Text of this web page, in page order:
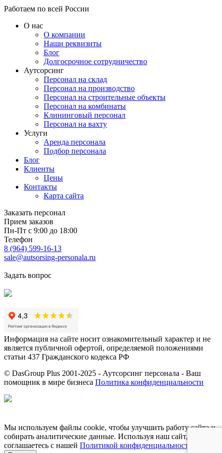
Работаем по всей России
О нас
О компании
Наши реквизиты
Блог
Долгосрочное сотрудничество
Аутсорсинг
Персонал на склад
Персонал на производство
Персонал на строительные объекты
Персонал на комбинаты
Клининговый персонал
Персонал на вахту
Услуги
Аренда персонала
Подбор персонала
Блог
Клиенты
Цены
Контакты
Карта сайта
Заказать персонал
Прием заказов
Пн-Пт с 9:00 до 18:00
Телефон
8 (964) 599-16-13
sale@autsorsing-personala.ru
Задать вопрос
Информация на сайте носит ознакомительный характер и не
является публичной офертой, определяемой положениями
статьи 437 Гражданского кодекса РФ
© DasGroup Plus 2001-2025 - Аутсорсинг персонала - Ваш
помощник в мире бизнеса Политика конфиденциальности
Мы используем файлы cookie, чтобы улучшить работу сайта и
собирать аналитические данные. Используя наш сайт, вы
соглашаетесь с нашей Политикой конфиденциальности